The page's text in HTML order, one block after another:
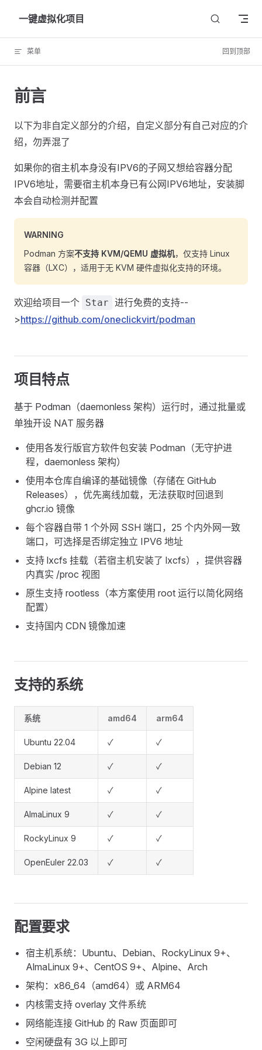
Skip to content
一键虚拟化项目
菜单 回到顶部
前言
以下为非自定义部分的介绍，自定义部分有自己对应的介
绍，勿弄混了
如果你的宿主机本身没有IPV6的子网又想给容器分配
IPV6地址，需要宿主机本身已有公网IPV6地址，安装脚
本会自动检测并配置
WARNING
Podman 方案不支持 KVM/QEMU 虚拟机，仅支持 Linux
容器（LXC），适用于无 KVM 硬件虚拟化支持的环境。
欢迎给项目一个 Star 进行免费的支持--
>https://github.com/oneclickvirt/podman
项目特点
基于 Podman（daemonless 架构）运行时，通过批量或
单独开设 NAT 服务器
使用各发行版官方软件包安装 Podman（无守护进
程，daemonless 架构）
使用本仓库自编译的基础镜像（存储在 GitHub
Releases），优先离线加载，无法获取时回退到
ghcr.io 镜像
每个容器自带 1 个外网 SSH 端口，25 个内外网一致
端口，可选择是否绑定独立 IPV6 地址
支持 lxcfs 挂载（若宿主机安装了 lxcfs），提供容器
内真实 /proc 视图
原生支持 rootless（本方案使用 root 运行以简化网络
配置）
支持国内 CDN 镜像加速
支持的系统
系统 amd64 arm64
Ubuntu 22.04 ✓ ✓
Debian 12 ✓ ✓
Alpine latest ✓ ✓
AlmaLinux 9 ✓ ✓
RockyLinux 9 ✓ ✓
OpenEuler 22.03 ✓ ✓
配置要求
宿主机系统：Ubuntu、Debian、RockyLinux 9+、
AlmaLinux 9+、CentOS 9+、Alpine、Arch
架构：x86_64（amd64）或 ARM64
内核需支持 overlay 文件系统
网络能连接 GitHub 的 Raw 页面即可
空闲硬盘有 3G 以上即可